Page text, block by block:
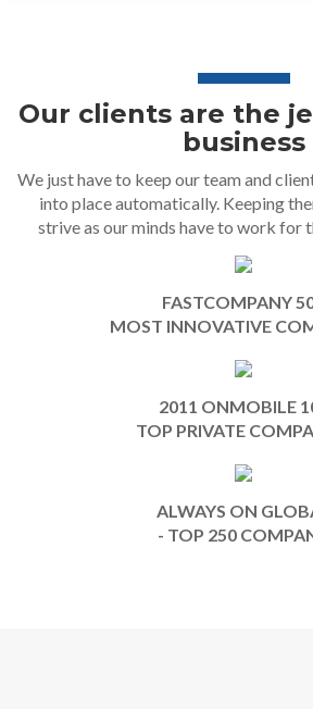
Our clients are the
business
We just have to keep our team and
into place automatically. Keeping
strive as our minds have to work for
FASTCOMPANY
MOST INNOVATIVE
2011 ONMOBILE
TOP PRIVATE
ALWAYS ON
- TOP 250